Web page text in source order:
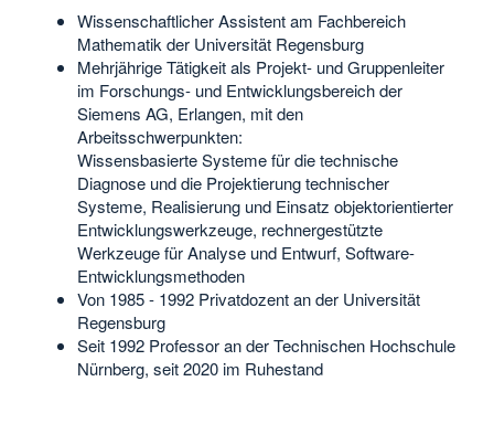
Wissenschaftlicher Assistent am Fachbereich
Mathematik der Universität Regensburg
Mehrjährige Tätigkeit als Projekt- und Gruppenleiter
im Forschungs- und Entwicklungsbereich der
Siemens AG, Erlangen, mit den
Arbeitsschwerpunkten:
Wissensbasierte Systeme für die technische
Diagnose und die Projektierung technischer
Systeme, Realisierung und Einsatz objektorientierter
Entwicklungswerkzeuge, rechnergestützte
Werkzeuge für Analyse und Entwurf, Software-
Entwicklungsmethoden
Von 1985 - 1992 Privatdozent an der Universität
Regensburg
Seit 1992 Professor an der Technischen Hochschule
Nürnberg, seit 2020 im Ruhestand